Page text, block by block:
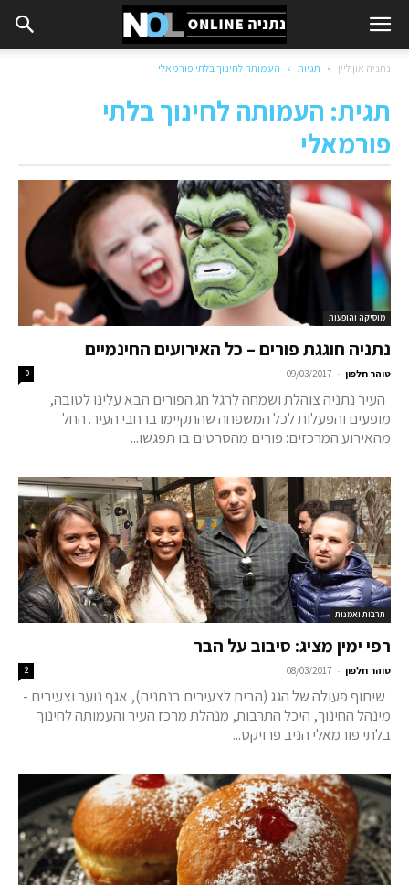
נתניה און ליין תגיות העמותה לחינוך בלתי פורמאלי
תגית: העמותה לחינוך בלתי
פורמאלי
מוסיקה והופעות
נתניה חוגגת פורים – כל האירועים החינמיים
טוהר חלפון -
09/03/2017
0
העיר נתניה צוהלת ושמחה לרגל חג הפורים הבא עלינו לטובה,
מופעים והפעלות לכל המשפחה שהתקיימו ברחבי העיר. החל
מהאירוע המרכזים: פורים מהסרטים בו תפגשו...
תרבות ואמנות
רפי ימין מציג: סיבוב על הבר
טוהר חלפון -
08/03/2017
2
שיתוף פעולה של הגג (הבית לצעירים בנתניה), אגף נוער וצעירים -
מינהל החינוך, היכל התרבות, מנהלת מרכז העיר והעמותה לחינוך
בלתי פורמאלי הניב פרויקט...